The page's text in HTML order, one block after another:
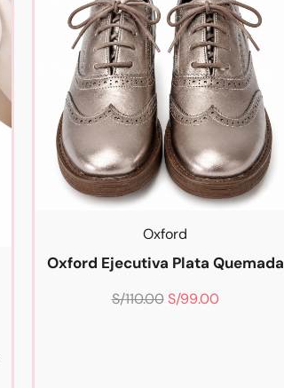
Oxford
Oxford Ejecutiva Plata Quemada
S/110.00 S/99.00